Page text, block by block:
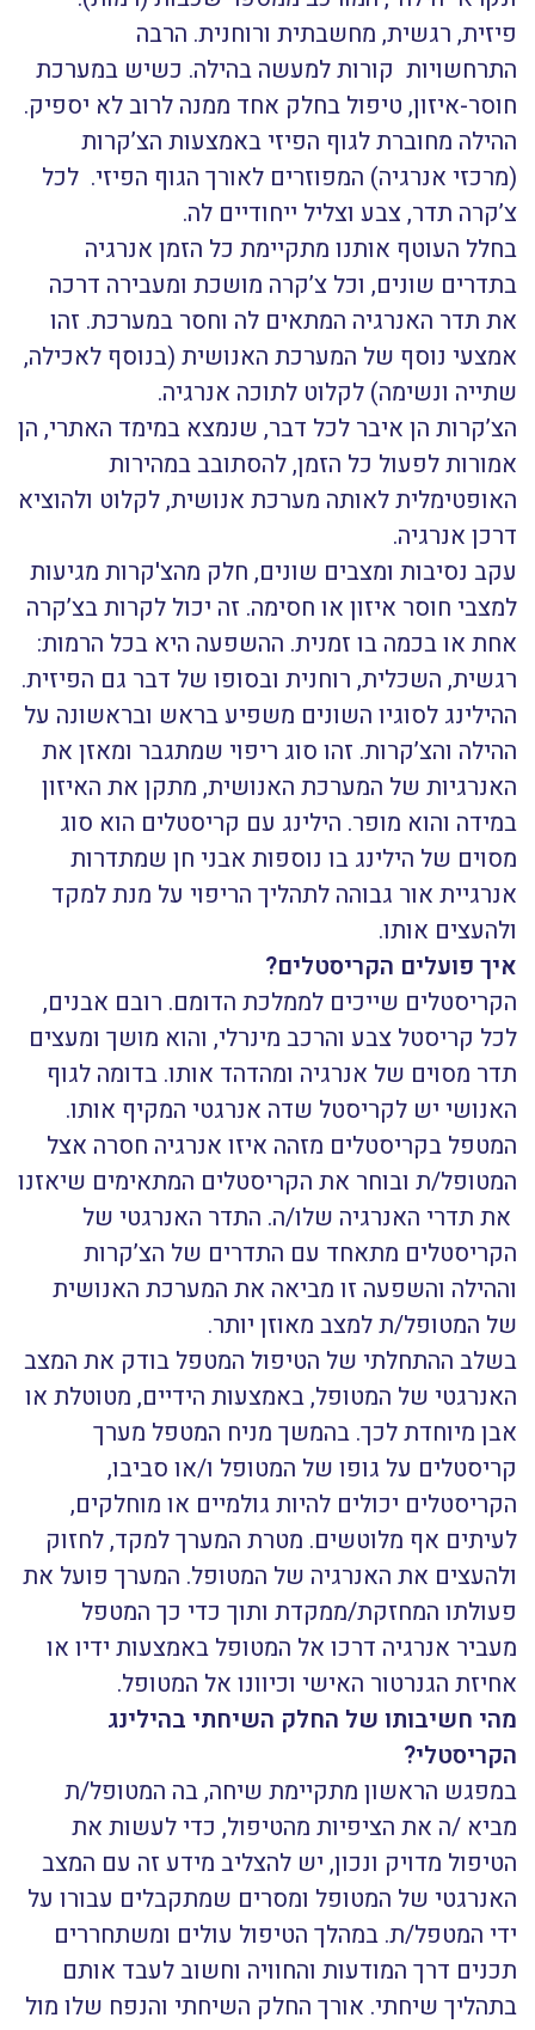
פיזית, רגשית, מחשבתית ורוחנית. הרבה
התרחשויות קורות למעשה בהילה. כשיש במערכת
חוסר-איזון, טיפול בחלק אחד ממנה לרוב לא יספיק.
ההילה מחוברת לגוף הפיזי באמצעות הצ’קרות
(מרכזי אנרגיה) המפוזרים לאורך הגוף הפיזי. לכל
צ’קרה תדר, צבע וצליל ייחודיים לה.
בחלל העוטף אותנו מתקיימת כל הזמן אנרגיה
בתדרים שונים, וכל צ’קרה מושכת ומעבירה דרכה
את תדר האנרגיה המתאים לה וחסר במערכת. זהו
אמצעי נוסף של המערכת האנושית (בנוסף לאכילה,
שתייה ונשימה) לקלוט לתוכה אנרגיה.
הצ’קרות הן איבר לכל דבר, שנמצא במימד האתרי, הן
אמורות לפעול כל הזמן, להסתובב במהירות
האופטימלית לאותה מערכת אנושית, לקלוט ולהוציא
דרכן אנרגיה.
עקב נסיבות ומצבים שונים, חלק מהצ'קרות מגיעות
למצבי חוסר איזון או חסימה. זה יכול לקרות בצ’קרה
אחת או בכמה בו זמנית. ההשפעה היא בכל הרמות:
רגשית, השכלית, רוחנית ובסופו של דבר גם הפיזית.
ההילינג לסוגיו השונים משפיע בראש ובראשונה על
ההילה והצ’קרות. זהו סוג ריפוי שמתגבר ומאזן את
האנרגיות של המערכת האנושית, מתקן את האיזון
במידה והוא מופר. הילינג עם קריסטלים הוא סוג
מסוים של הילינג בו נוספות אבני חן שמתדרות
אנרגיית אור גבוהה לתהליך הריפוי על מנת למקד
ולהעצים אותו.
איך פועלים הקריסטלים?
הקריסטלים שייכים לממלכת הדומם. רובם אבנים,
לכל קריסטל צבע והרכב מינרלי, והוא מושך ומעצים
תדר מסוים של אנרגיה ומהדהד אותו. בדומה לגוף
האנושי יש לקריסטל שדה אנרגטי המקיף אותו.
המטפל בקריסטלים מזהה איזו אנרגיה חסרה אצל
המטופל/ת ובוחר את הקריסטלים המתאימים שיאזנו
את תדרי האנרגיה שלו/ה. התדר האנרגטי של
הקריסטלים מתאחד עם התדרים של הצ’קרות
וההילה והשפעה זו מביאה את המערכת האנושית
של המטופל/ת למצב מאוזן יותר.
בשלב ההתחלתי של הטיפול המטפל בודק את המצב
האנרגטי של המטופל, באמצעות הידיים, מטוטלת או
אבן מיוחדת לכך. בהמשך מניח המטפל מערך
קריסטלים על גופו של המטופל ו/או סביבו,
הקריסטלים יכולים להיות גולמיים או מוחלקים,
לעיתים אף מלוטשים. מטרת המערך למקד, לחזוק
ולהעצים את האנרגיה של המטופל. המערך פועל את
פעולתו המחזקת/ממקדת ותוך כדי כך המטפל
מעביר אנרגיה דרכו אל המטופל באמצעות ידיו או
אחיזת הגנרטור האישי וכיוונו אל המטופל.
מהי חשיבותו של החלק השיחתי בהילינג
הקריסטלי?
במפגש הראשון מתקיימת שיחה, בה המטופל/ת
מביא /ה את הציפיות מהטיפול, כדי לעשות את
הטיפול מדויק ונכון, יש להצליב מידע זה עם המצב
האנרגטי של המטופל ומסרים שמתקבלים עבורו על
ידי המטפל/ת. במהלך הטיפול עולים ומשתחררים
תכנים דרך המודעות והחוויה וחשוב לעבד אותם
בתהליך שיחתי. אורך החלק השיחתי והנפח שלו מול